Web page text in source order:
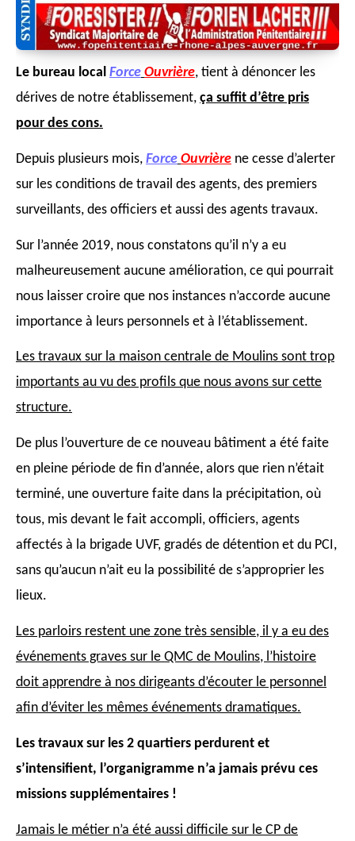
Le bureau local Force Ouvrière, tient à dénoncer les
dérives de notre établissement, ça suffit d’être pris
pour des cons.
Depuis plusieurs mois, Force Ouvrière ne cesse d’alerter
sur les conditions de travail des agents, des premiers
surveillants, des officiers et aussi des agents travaux.
Sur l’année 2019, nous constatons qu’il n’y a eu
malheureusement aucune amélioration, ce qui pourrait
nous laisser croire que nos instances n’accorde aucune
importance à leurs personnels et à l’établissement.
Les travaux sur la maison centrale de Moulins sont trop
importants au vu des profils que nous avons sur cette
structure.
De plus l’ouverture de ce nouveau bâtiment a été faite
en pleine période de fin d’année, alors que rien n’était
terminé, une ouverture faite dans la précipitation, où
tous, mis devant le fait accompli, officiers, agents
affectés à la brigade UVF, gradés de détention et du PCI,
sans qu’aucun n’ait eu la possibilité de s’approprier les
lieux.
Les parloirs restent une zone très sensible, il y a eu des
événements graves sur le QMC de Moulins, l’histoire
doit apprendre à nos dirigeants d’écouter le personnel
afin d’éviter les mêmes événements dramatiques.
Les travaux sur les 2 quartiers perdurent et
s’intensifient, l’organigramme n’a jamais prévu ces
missions supplémentaires !
Jamais le métier n’a été aussi difficile sur le CP de